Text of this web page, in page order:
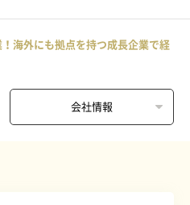
海外にも拠点を持つ成長企業で経
会社情報